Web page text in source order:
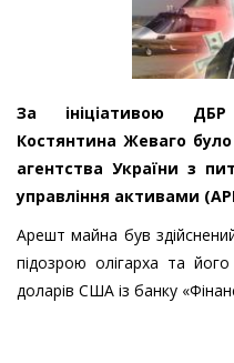
За ініціативою ДБР
Костянтина Жеваго
агентства України з
управління активами
Арешт майна був
підозрою олігарха та
доларів США із банку